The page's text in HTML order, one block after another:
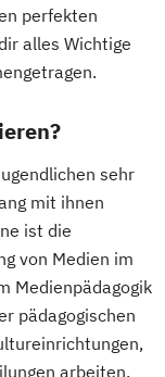
perfekten
alles Wichtige
sehr
mit ihnen
ist die
von Medien im
Medienpädagogik
pädagogischen
arbeiten.